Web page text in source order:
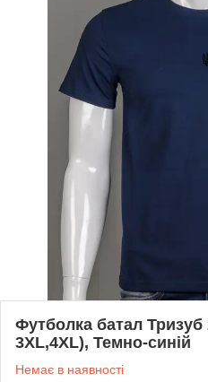
Футболка батал
3XL,4XL), Темно-синій
Немає в наявності